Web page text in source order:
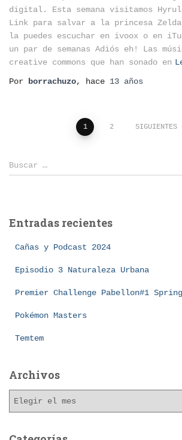
digital. Esta semana visitamos
Link para salvar a la princesa Zelda.
la puedes escuchar en ivoox o en
un par de semanas Adiós eh! Las
creative commons que han sonado en
Por
borrachuzo, hace 13 años
Paginación
de
1 2 SIGUIENTES
B
u
r
Buscar …
Entradas recientes
Cañas y Podcast 2024
Episodio 3 Naturaleza Urbana
Premier Challenge Pabellon#1
Pokémon Masters
Temtem
Archivos
h